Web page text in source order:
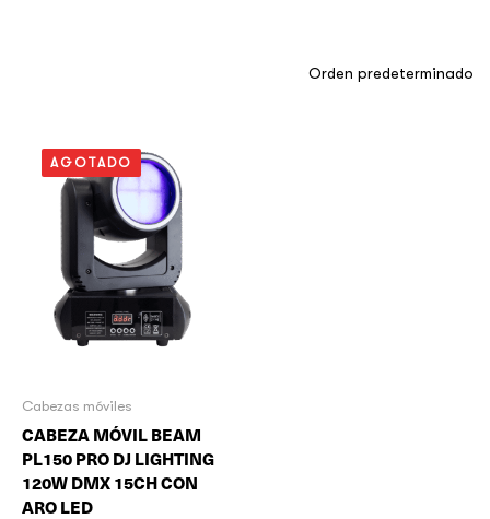
AGOTADO
Cabezas móviles
CABEZA MÓVIL BEAM
PL150 PRO DJ LIGHTING
120W DMX 15CH CON
ARO LED